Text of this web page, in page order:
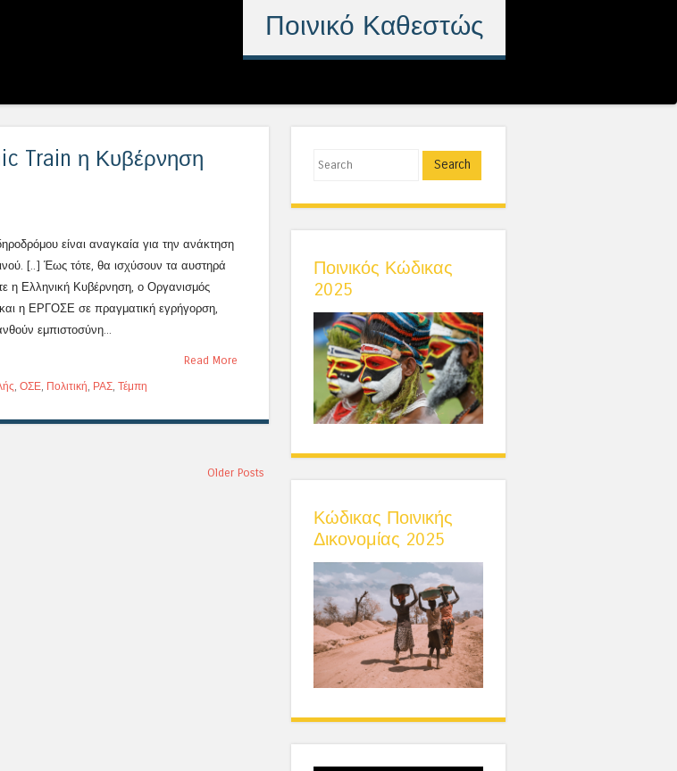
Ποινικό Καθεστώς
Train η Κυβέρνηση
είναι αναγκαία για την ανάκτηση
[..] Έως τότε, θα ισχύσουν τα αυστηρά
η Ελληνική Κυβέρνηση, ο Οργανισμός
η ΕΡΓΟΣΕ σε πραγματική εγρήγορση,
εμπιστοσύνη...
Read More
ΟΣΕ Πολιτική ΡΑΣ Τέμπη
Older Posts
Search
Ποινικός Κώδικας
2025
Κώδικας Ποινικής
Δικονομίας 2025